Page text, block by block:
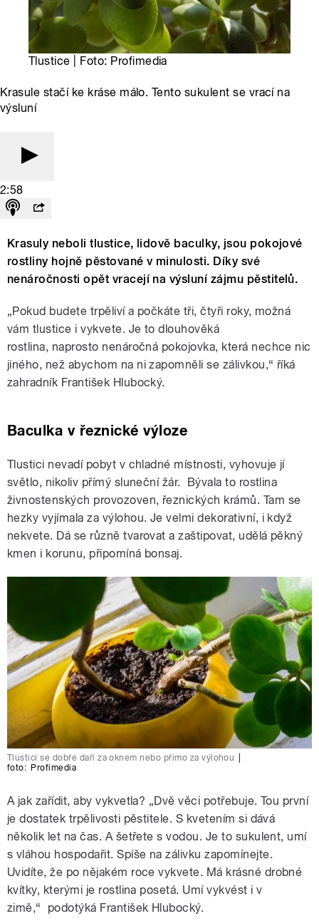
Tlustice | Foto: Profimedia
Krasule stačí ke kráse málo. Tento sukulent se vrací na
výsluní
2:58
Krasuly neboli tlustice, lidově baculky, jsou pokojové
rostliny hojně pěstované v minulosti. Díky své
nenáročnosti opět vracejí na výsluní zájmu pěstitelů.
„Pokud budete trpěliví a počkáte tři, čtyři roky, možná
vám tlustice i vykvete. Je to dlouhověká
rostlina, naprosto nenáročná pokojovka, která nechce nic
jiného, než abychom na ni zapomněli se zálivkou,“ říká
zahradník František Hlubocký.
Baculka v řeznické výloze
Tlustici nevadí pobyt v chladné místnosti, vyhovuje jí
světlo, nikoliv přímý sluneční žár. Bývala to rostlina
živnostenských provozoven, řeznických krámů. Tam se
hezky vyjímala za výlohou. Je velmi dekorativní, i když
nekvete. Dá se různě tvarovat a zaštipovat, udělá pěkný
kmen i korunu, připomíná bonsaj.
Tlustici se dobře daří za oknem nebo přímo za výlohou
foto: Profimedia
A jak zařídit, aby vykvetla? „Dvě věci potřebuje. Tou první
je dostatek trpělivosti pěstitele. S kvetením si dává
několik let na čas. A šetřete s vodou. Je to sukulent, umí
s vláhou hospodařit. Spíše na zálivku zapomínejte.
Uvidíte, že po nějakém roce vykvete. Má krásné drobné
kvítky, kterými je rostlina posetá. Umí vykvést i v
zimě,“ podotýká František Hlubocký.